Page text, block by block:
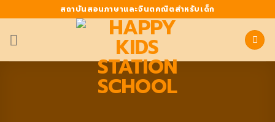
to
content
สถาบันสอนภาษาและจินตคณิตสำหรับเด็ก